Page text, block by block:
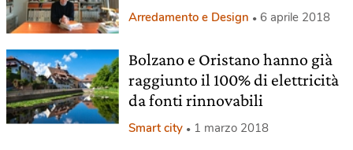
Arredamento e Design 6 aprile 2018
Bolzano e Oristano hanno già
raggiunto il 100% di elettricità
da fonti rinnovabili
Smart city 1 marzo 2018